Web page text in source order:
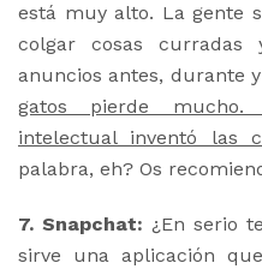
está muy alto. La gente
colgar cosas
anuncios antes, durante
gatos pierde
intelectual inventó las
palabra, eh? Os
7. Snapchat: ¿En serio
sirve una aplicación